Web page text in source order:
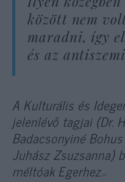
között nem
maradni, így
és az
A Kulturális és
jelenlévő tagjai (Dr.
Badacsonyiné
Juhász Zsuzsanna)
méltóak Egerhez.„